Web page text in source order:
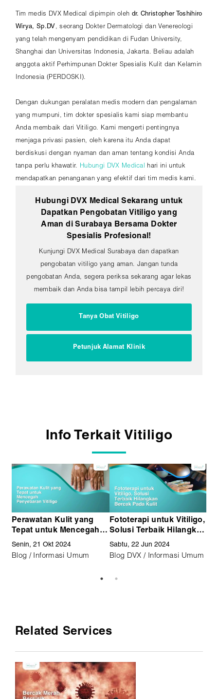
Tim medis DVX Medical dipimpin oleh dr. Christopher Toshihiro
Wirya, Sp.DV , seorang Dokter Dermatologi dan Venereologi
yang telah mengenyam pendidikan di Fudan University,
Shanghai dan Universitas Indonesia, Jakarta. Beliau adalah
anggota aktif Perhimpunan Dokter Spesialis Kulit dan Kelamin
Indonesia (PERDOSKI).
Dengan dukungan peralatan medis modern dan pengalaman
yang mumpuni, tim dokter spesialis kami siap membantu
Anda membaik dari Vitiligo. Kami mengerti pentingnya
menjaga privasi pasien, oleh karena itu Anda dapat
berdiskusi dengan nyaman dan aman tentang kondisi Anda
tanpa perlu khawatir. Hubungi DVX Medical hari ini untuk
mendapatkan penanganan yang efektif dari tim medis kami.
Hubungi DVX Medical Sekarang untuk
Dapatkan Pengobatan Vitiligo yang
Aman di Surabaya Bersama Dokter
Spesialis Profesional!
Kunjungi DVX Medical Surabaya dan dapatkan
pengobatan vitiligo yang aman. Jangan tunda
pengobatan Anda, segera periksa sekarang agar lekas
membaik dan Anda bisa tampil lebih percaya diri!
Tanya Obat Vitiligo
Petunjuk Alamat Klinik
Info Terkait Vitiligo
Perawatan Kulit yang
Tepat untuk Mencegah
Penyebaran Vitiligo
Senin, 21 Okt 2024
Blog / Informasi Umum
Fototerapi untuk Vitiligo,
Solusi Terbaik Hilangkan
Bercak Pada Kulit
Sabtu, 22 Jun 2024
Blog DVX / Informasi Umum
Related Services